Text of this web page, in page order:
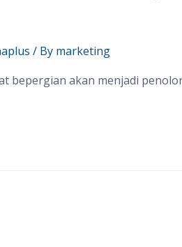
/ By marketing
bepergian akan menjadi